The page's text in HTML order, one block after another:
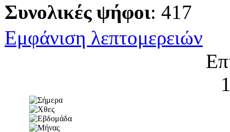
Συνολικές ψήφοι: 417
Εμφάνιση λεπτομερειών